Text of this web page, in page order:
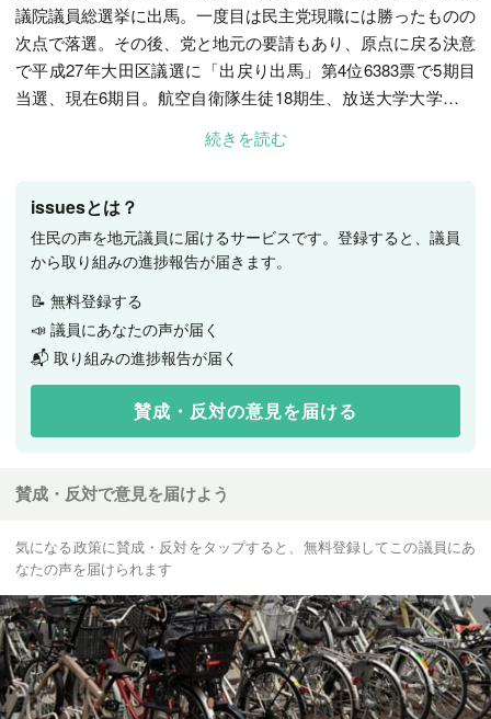
議院議員総選挙に出馬。一度目は民主党現職には勝ったものの
次点で落選。その後、党と地元の要請もあり、原点に戻る決意
で平成27年大田区議選に「出戻り出馬」第4位6383票で5期目
当選、現在6期目。航空自衛隊生徒18期生、放送大学大学院文
続きを読む
issuesとは？
住民の声を地元議員に届けるサービスです。登録すると、議員
から取り組みの進捗報告が届きます。
📝 無料登録する
📣 議員にあなたの声が届く
📬 取り組みの進捗報告が届く
賛成・反対の意見を届ける
賛成・反対で意見を届けよう
気になる政策に賛成・反対をタップすると、無料登録してこの議員にあ
なたの声を届けられます